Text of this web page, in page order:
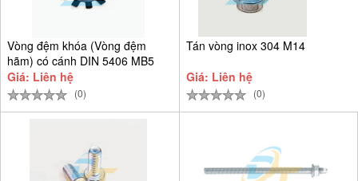
Vòng đệm khóa (Vòng đệm
hãm) có cánh DIN 5406 MB5
D25
Giá: Liên hệ
(0)
Tán vòng inox 304 M14
Giá: Liên hệ
(0)